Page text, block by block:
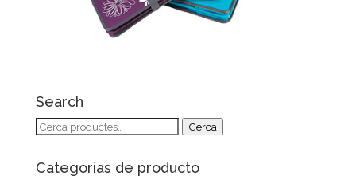
Search
Cerca: Cerca
Categorías de producto